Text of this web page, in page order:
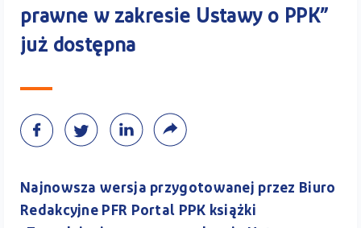
Zaloguj się
A
prawne w zakresie Ustawy o PPK”
już dostępna
Najnowsza wersja przygotowanej przez Biuro
Redakcyjne PFR Portal PPK książki